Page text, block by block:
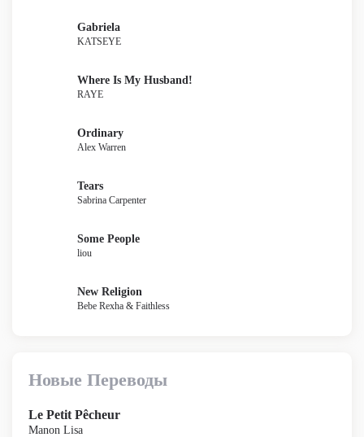
Gabriela
KATSEYE
Where Is My Husband!
RAYE
Ordinary
Alex Warren
Tears
Sabrina Carpenter
Some People
liou
New Religion
Bebe Rexha & Faithless
Новые Переводы
Le Petit Pêcheur
Manon Lisa